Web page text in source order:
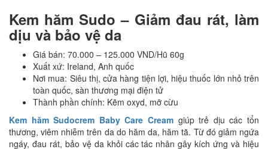
Kem hăm Sudo – Giảm đau rát, làm
dịu và bảo vệ da
Giá bán: 70.000 – 125.000 VND/Hũ 60g
Xuất xứ: Ireland, Anh quốc
Nơi mua: Siêu thị, cửa hàng tiện lợi, hiệu thuốc lớn nhỏ trên
toàn quốc, sàn thương mại điện tử
Thành phần chính: Kẽm oxyd, mỡ cừu
Kem hăm Sudocrem Baby Care Cream giúp trẻ dịu các tổn
thương, viêm nhiễm trên da do hăm da, hăm tã. Từ đó giảm ngứa
ngáy, đau rát, bảo vệ da khỏi các tác nhân gây kích ứng và hiệu